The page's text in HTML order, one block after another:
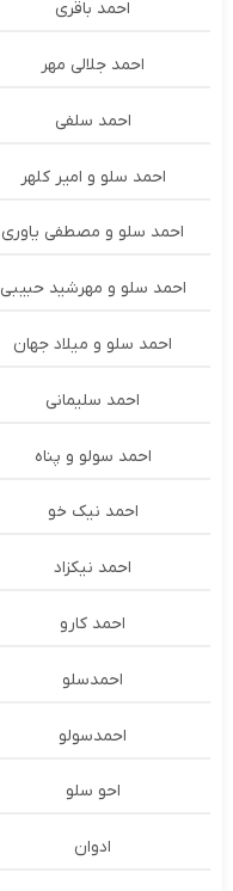
احمد باقری
احمد جلالی مهر
احمد سلفی
احمد سلو و امیر کلهر
احمد سلو و مصطفی یاوری
احمد سلو و مهرشید حبیبی
احمد سلو و میلاد جهان
احمد سلیمانی
احمد سولو و پناه
احمد نیک خو
احمد نیکزاد
احمد کارو
احمدسلو
احمدسولو
احو سلو
ادوان